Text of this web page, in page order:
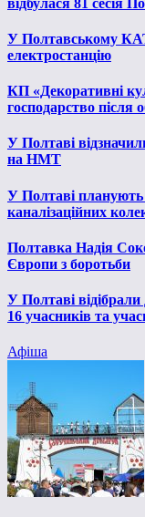
У Полтавському
електростанцію
КП «Декоративні
господарство після
У Полтаві
на НМТ
У Полтаві планують
каналізаційних
Полтавка Надія
Європи з боротьби
У Полтаві
16 учасників та
Афіша